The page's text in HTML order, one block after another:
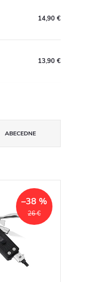
14,90 €
13,90 €
ABECEDNE
26 €
–38 %